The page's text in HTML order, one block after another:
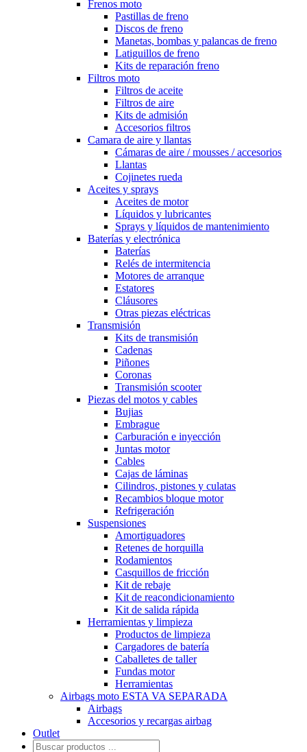
Frenos moto
Pastillas de freno
Discos de freno
Manetas, bombas y palancas de freno
Latiguillos de freno
Kits de reparación freno
Filtros moto
Filtros de aceite
Filtros de aire
Kits de admisión
Accesorios filtros
Camara de aire y llantas
Cámaras de aire / mousses / accesorios
Llantas
Cojinetes rueda
Aceites y sprays
Aceites de motor
Líquidos y lubricantes
Sprays y líquidos de mantenimiento
Baterías y electrónica
Baterías
Relés de intermitencia
Motores de arranque
Estatores
Cláusores
Otras piezas eléctricas
Transmisión
Kits de transmisión
Cadenas
Piñones
Coronas
Transmisión scooter
Piezas del motos y cables
Bujias
Embrague
Carburación e inyección
Juntas motor
Cables
Cajas de láminas
Cilindros, pistones y culatas
Recambios bloque motor
Refrigeración
Suspensiones
Amortiguadores
Retenes de horquilla
Rodamientos
Casquillos de fricción
Kit de rebaje
Kit de reacondicionamiento
Kit de salida rápida
Herramientas y limpieza
Productos de limpieza
Cargadores de batería
Caballetes de taller
Fundas motor
Herramientas
Airbags moto ESTA VA SEPARADA
Airbags
Accesorios y recargas airbag
Outlet
Búsqueda